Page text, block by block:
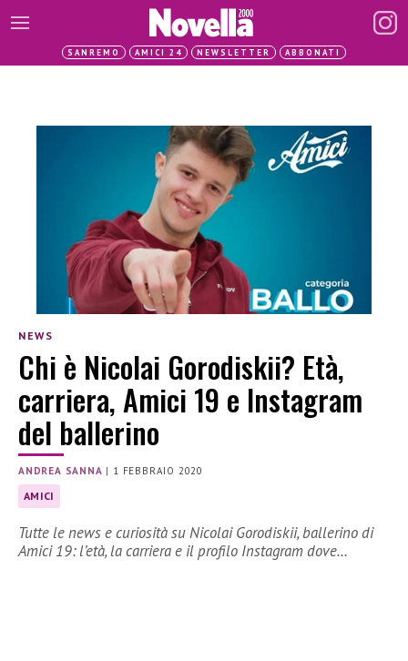
SANREMO AMICI 24 NEWSLETTER ABBONATI
NEWS
Chi è Nicolai Gorodiskii? Età,
carriera, Amici 19 e Instagram
del ballerino
ANDREA SANNA | 1 FEBBRAIO 2020
AMICI
Tutte le news e curiosità su Nicolai Gorodiskii, ballerino di
Amici 19: l’età, la carriera e il profilo Instagram dove…